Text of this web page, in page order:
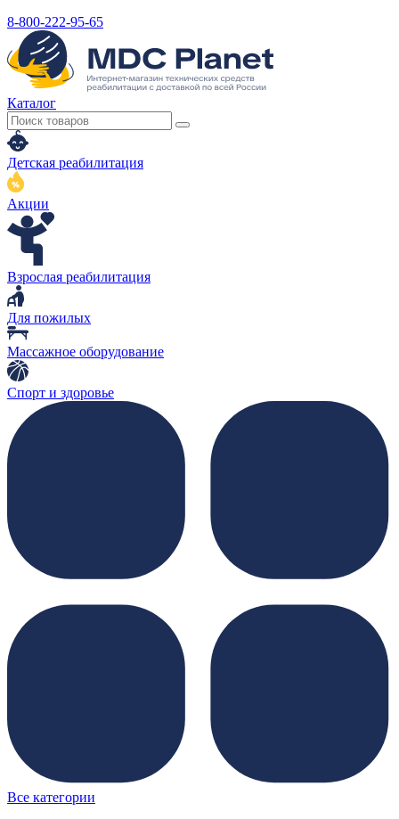
8-800-222-95-65
Каталог
Детская реабилитация
Акции
Взрослая реабилитация
Для пожилых
Массажное оборудование
Спорт и здоровье
Все категории